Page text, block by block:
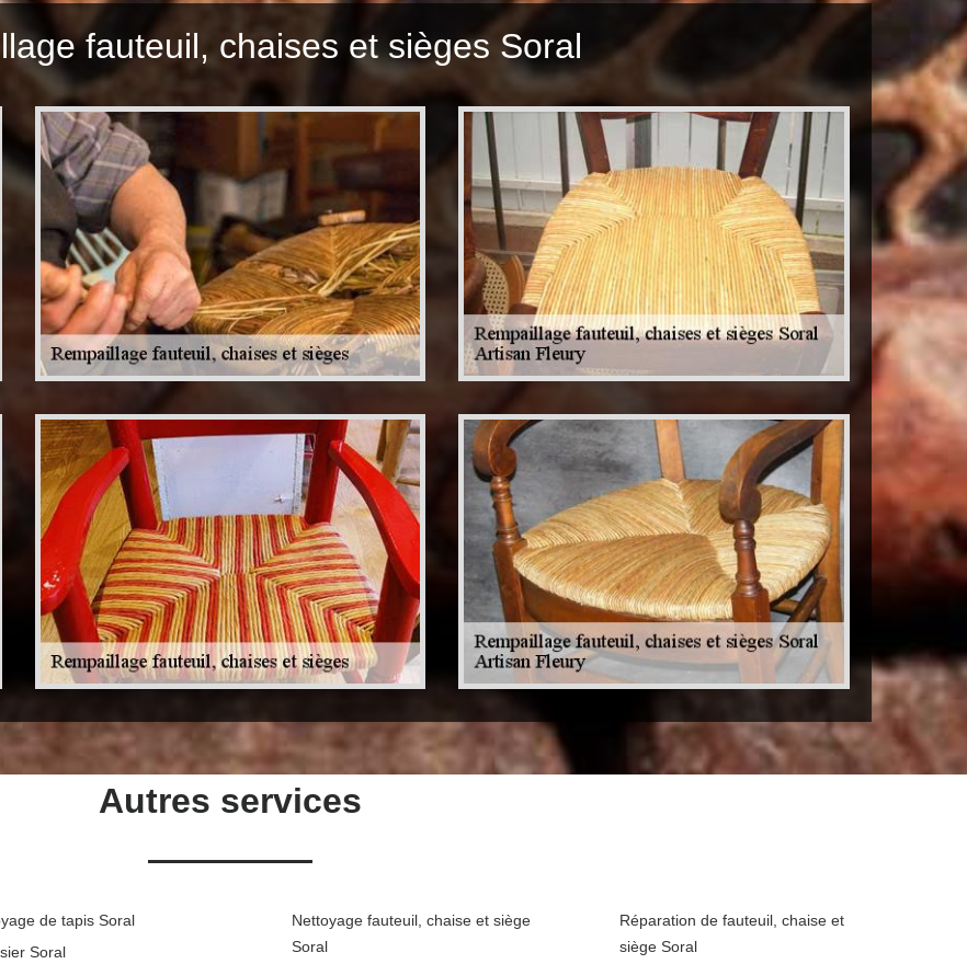
fauteuil, chaises et sièges Soral
Autres services
de tapis Soral
Soral
Nettoyage fauteuil, chaise et siège
Soral
Réparation de fauteuil, chaise et
siège Soral